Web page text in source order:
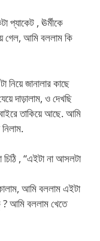
প্যাকেট , ঊর্মীকে
গেল, আমি বললাম কি
জানালার কাছে
দাড়ালাম, ও দেখছি
তাকিয়ে আছে. আমি
চিঠি , “এইটা না আসলটা
আমি বললাম এইটা
? আমি বললাম খেতে